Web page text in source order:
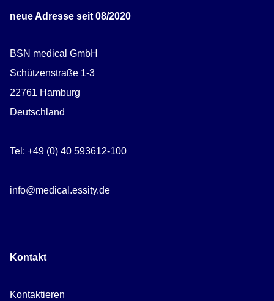
neue Adresse seit 08/2020
BSN medical GmbH
Schützenstraße 1-3
22761 Hamburg
Deutschland
Tel: +49 (0) 40 593612-100
info@medical.essity.de
Kontakt
Kontaktieren